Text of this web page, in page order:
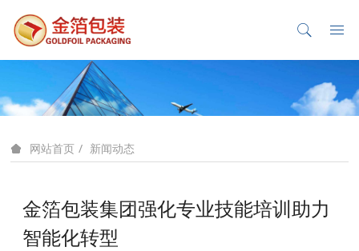
网站首页 新闻动态
金箔包装集团强化专业技能培训助力
智能化转型